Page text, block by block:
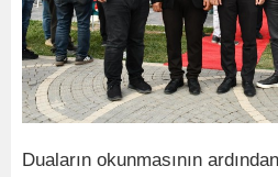
Duaların okunmasının